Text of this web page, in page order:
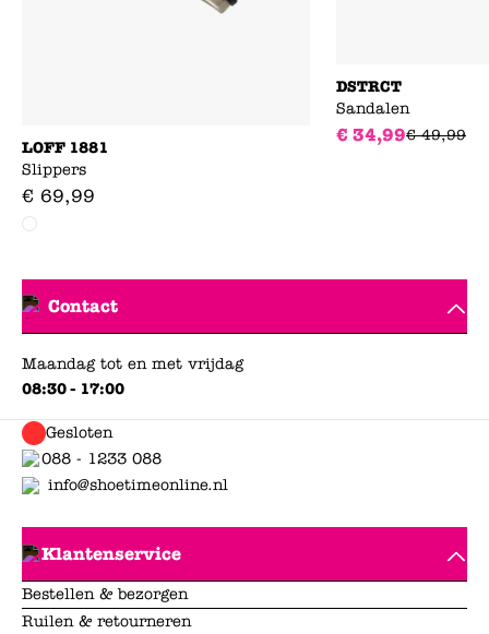
LOFF 1881
Slippers
€ 69,99
DSTRCT
Sandalen
€ 34,99€ 49,99
Contact
Maandag tot en met vrijdag
08:30 - 17:00
Gesloten
088 - 1233 088
info@shoetimeonline.nl
Klantenservice
Bestellen & bezorgen
Ruilen & retourneren